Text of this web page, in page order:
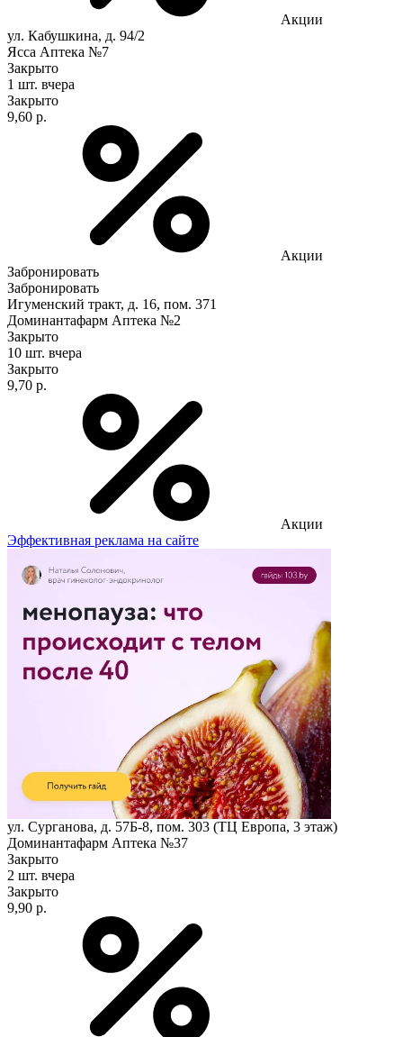
Акции
ул. Кабушкина, д. 94/2
Ясса Аптека №7
Закрыто
1 шт. вчера
Закрыто
9,60 р.
Акции
Забронировать
Забронировать
Игуменский тракт, д. 16, пом. 371
Доминантафарм Аптека №2
Закрыто
10 шт. вчера
Закрыто
9,70 р.
Акции
Эффективная реклама на сайте
ул. Сурганова, д. 57Б-8, пом. 303 (ТЦ Европа, 3 этаж)
Доминантафарм Аптека №37
Закрыто
2 шт. вчера
Закрыто
9,90 р.